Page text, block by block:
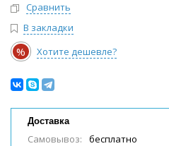
Сравнить
В закладки
% Хотите дешевле?
Доставка
Самовывоз:
бесплатно